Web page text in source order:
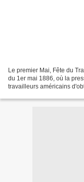
Le premier Mai, Fête du
du 1er mai 1886, où la
travailleurs américains